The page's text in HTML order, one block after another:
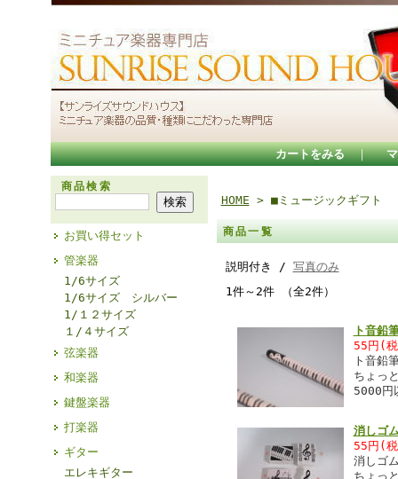
カートをみる ｜
商品検索
お買い得セット
管楽器
1/6サイズ
1/6サイズ シルバー
1/１２サイズ
１/４サイズ
弦楽器
和楽器
鍵盤楽器
打楽器
ギター
エレキギター
HOME > ■ミュージックギフト
商品一覧
説明付き / 写真のみ
1件～2件 （全2件）
ト音鉛
55円(
ト音鉛
ちょっ
5000円
消しゴ
55円(
消しゴ
ちょっ